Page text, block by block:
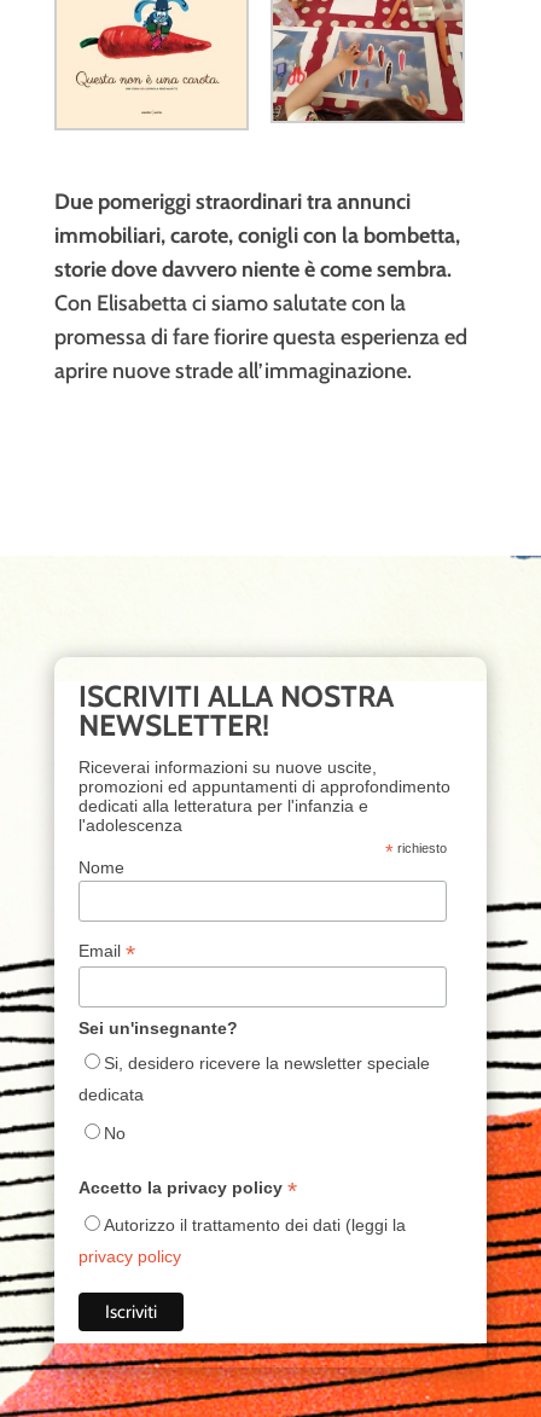
Due pomeriggi straordinari tra annunci
immobiliari, carote, conigli con la bombetta,
storie dove davvero niente è come sembra.
Con Elisabetta ci siamo salutate con la
promessa di fare fiorire questa esperienza ed
aprire nuove strade all’immaginazione.
ISCRIVITI ALLA NOSTRA
NEWSLETTER!
Riceverai informazioni su nuove uscite,
promozioni ed appuntamenti di approfondimento
dedicati alla letteratura per l'infanzia e
l'adolescenza
* richiesto
Nome
Email *
Sei un'insegnante?
Si, desidero ricevere la newsletter speciale
dedicata
No
Accetto la privacy policy *
Autorizzo il trattamento dei dati (leggi la
privacy policy